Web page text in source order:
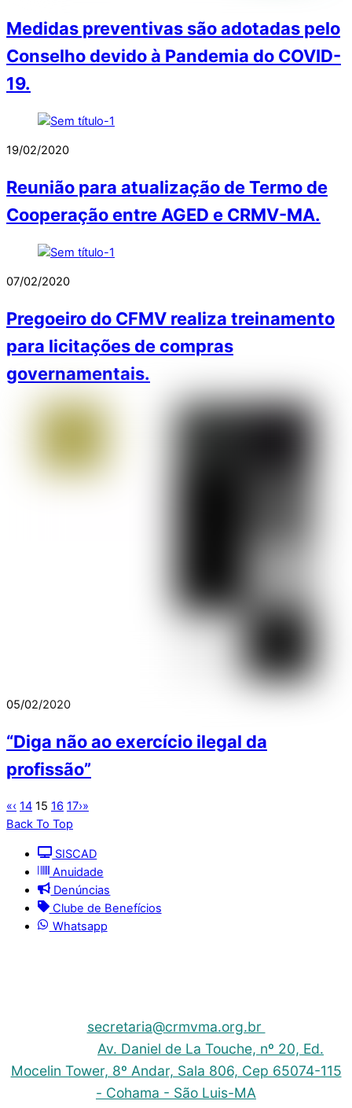
Medidas preventivas são adotadas pelo
Conselho devido à Pandemia do COVID-
19.
19/02/2020
Reunião para atualização de Termo de
Cooperação entre AGED e CRMV-MA.
07/02/2020
Pregoeiro do CFMV realiza treinamento
para licitações de compras
governamentais.
05/02/2020
“Diga não ao exercício ilegal da
profissão”
«‹ 14 15 16 17›»
Back To Top
SISCAD
Anuidade
Denúncias
Clube de Benefícios
Whatsapp
secretaria@crmvma.org.br
Av. Daniel de La Touche, nº 20, Ed.
Mocelin Tower, 8º Andar, Sala 806, Cep 65074-115
- Cohama - São Luis-MA